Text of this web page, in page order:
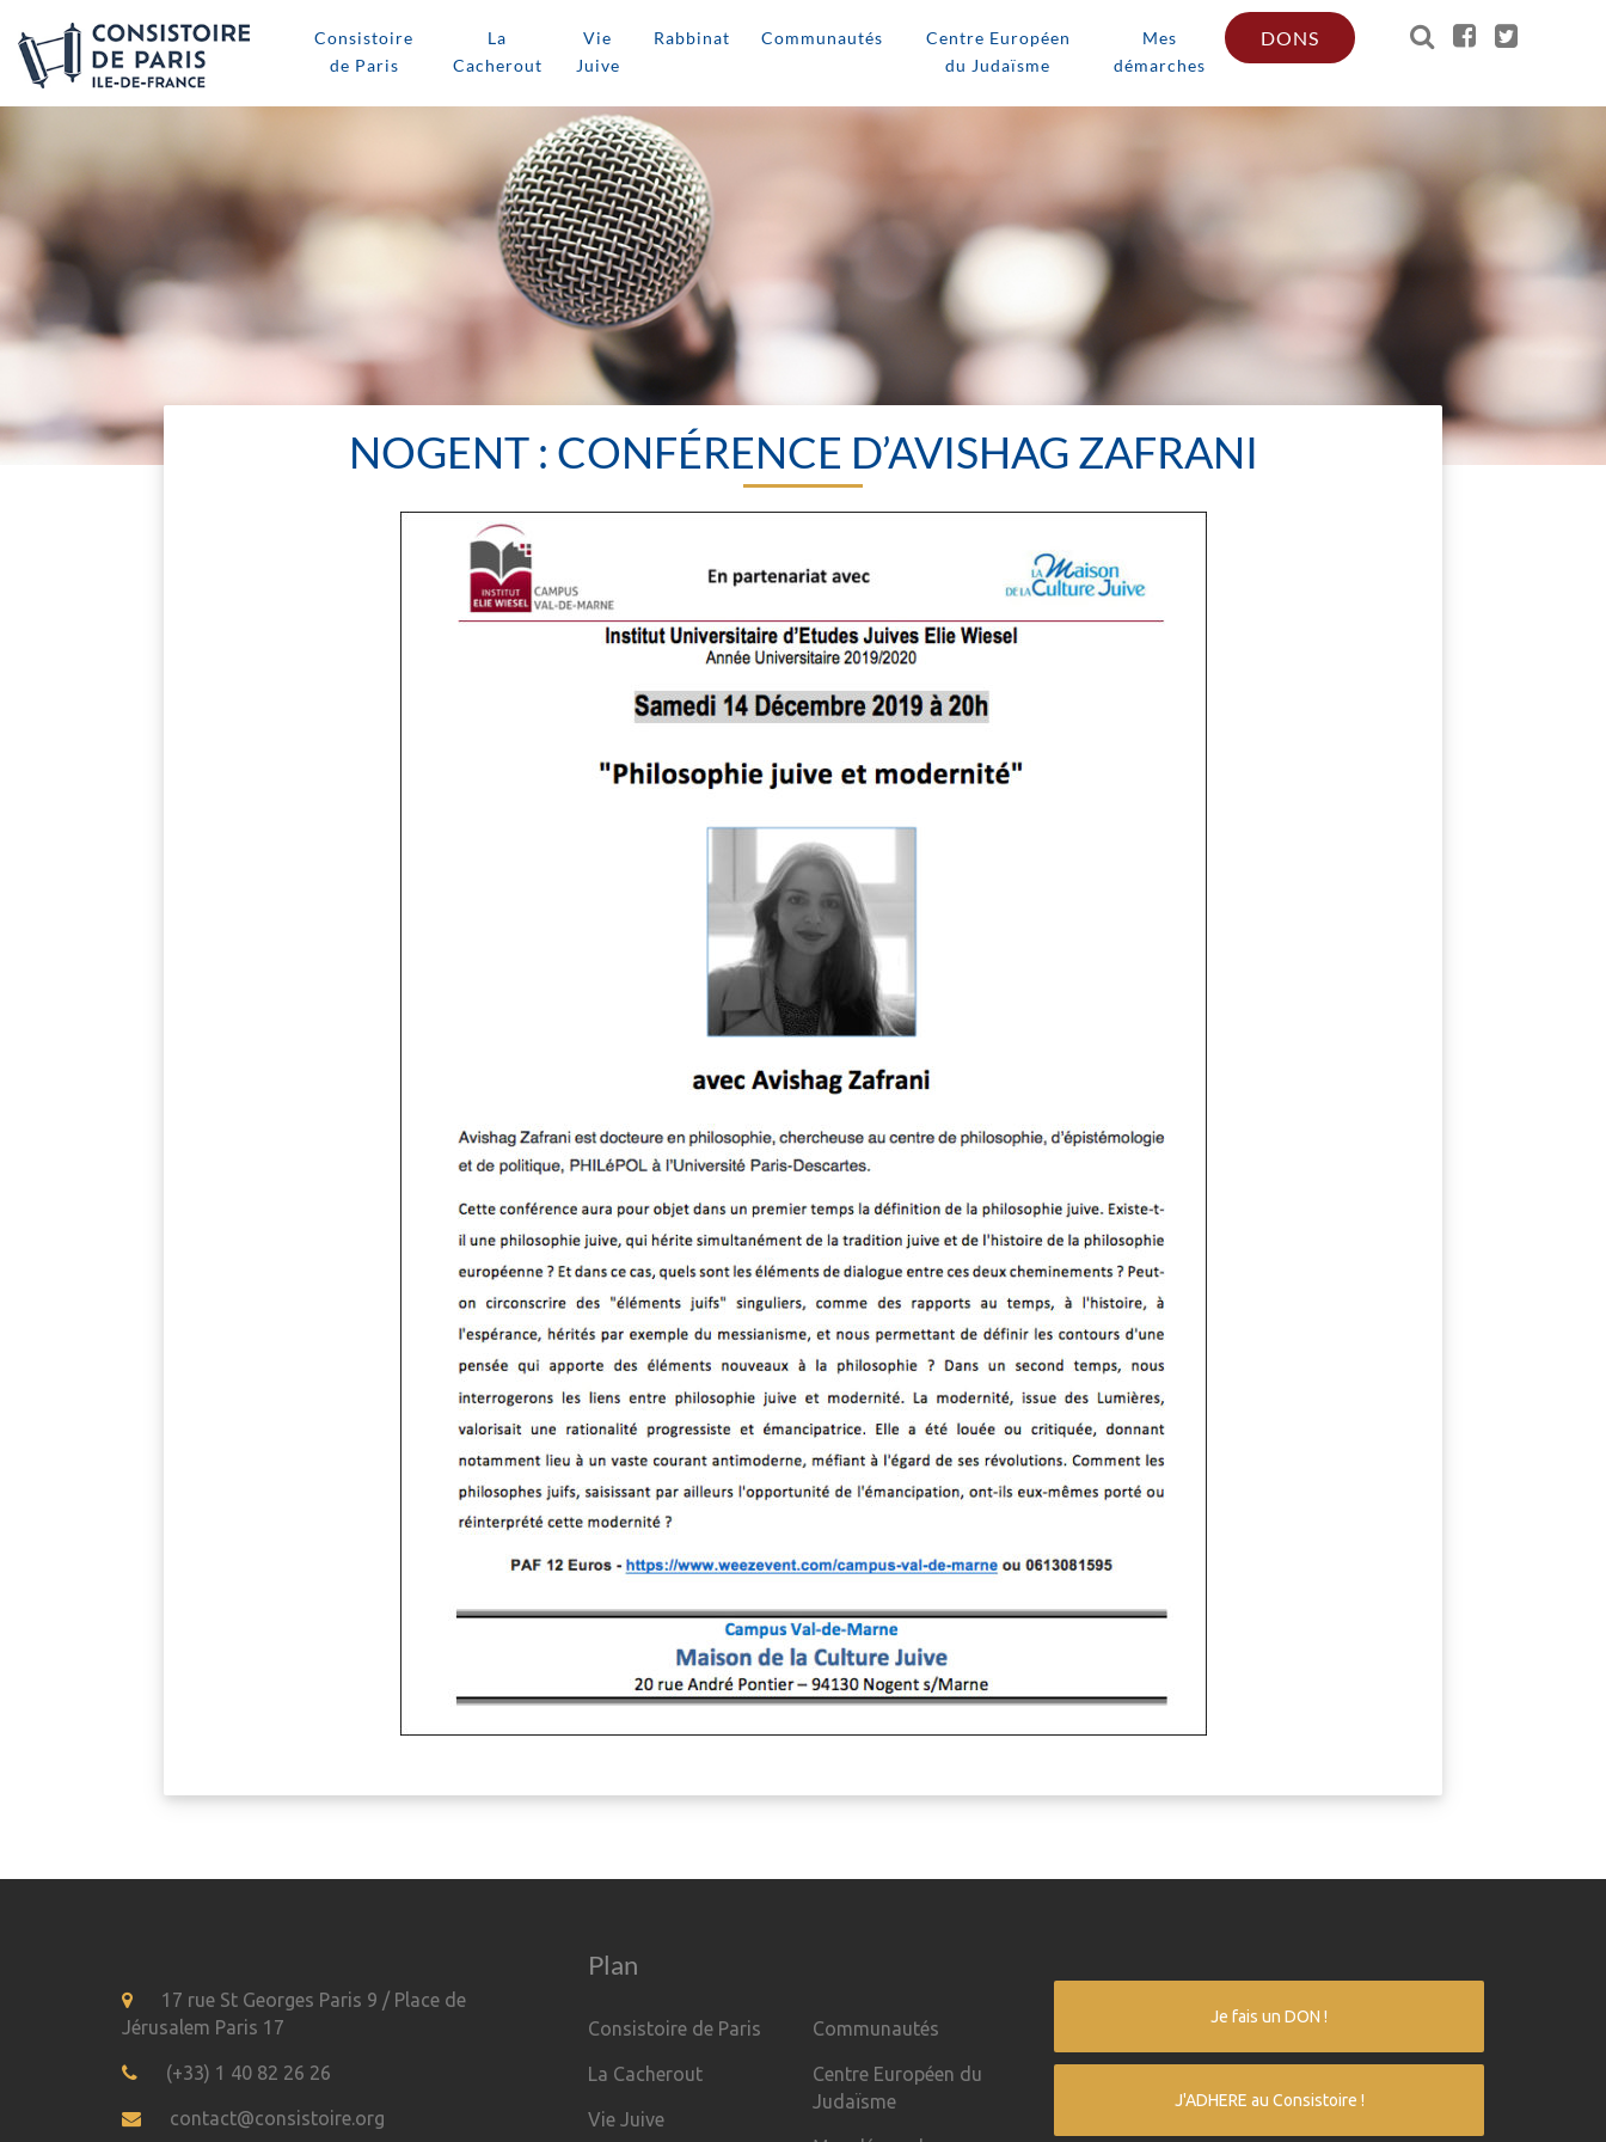
Consistoire
de Paris
La
Cacherout
Vie
Juive
Rabbinat Communautés
Centre Européen
du Judaïsme
Mes
démarches
DONS
NOGENT : CONFÉRENCE D’AVISHAG ZAFRANI
17 rue St Georges Paris 9 / Place de
Jérusalem Paris 17
(+33) 1 40 82 26 26
contact@consistoire.org
Plan
Consistoire de Paris
La Cacherout
Vie Juive
Communautés
Centre Européen du
Judaïsme
Je fais un DON !
J'ADHERE au Consistoire !